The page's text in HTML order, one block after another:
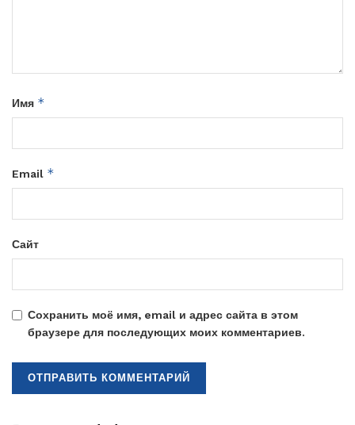
Имя *
Email *
Сайт
Сохранить моё имя, email и адрес сайта в этом
браузере для последующих моих комментариев.